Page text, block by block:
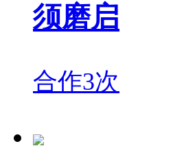
须磨启
合作3次